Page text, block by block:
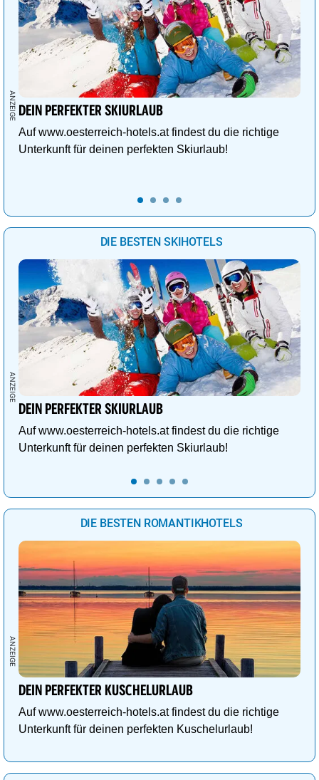
DEIN PERFEKTER SKIURLAUB
Auf www.oesterreich-hotels.at findest du die richtige
Unterkunft für deinen perfekten Skiurlaub!
DIE BESTEN SKIHOTELS
DEIN PERFEKTER SKIURLAUB
Auf www.oesterreich-hotels.at findest du die richtige
Unterkunft für deinen perfekten Skiurlaub!
DIE BESTEN ROMANTIKHOTELS
DEIN PERFEKTER KUSCHELURLAUB
Auf www.oesterreich-hotels.at findest du die richtige
Unterkunft für deinen perfekten Kuschelurlaub!